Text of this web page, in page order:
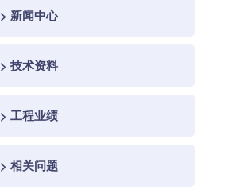
> 新闻中心
> 技术资料
> 工程业绩
> 相关问题